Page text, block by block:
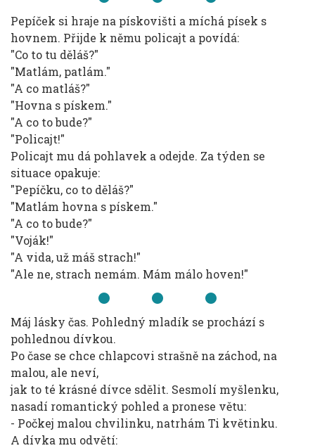
Pepíček si hraje na pískovišti a míchá písek s
hovnem. Přijde k němu policajt a povídá:
"Co to tu děláš?"
"Matlám, patlám."
"A co matláš?"
"Hovna s pískem."
"A co to bude?"
"Policajt!"
Policajt mu dá pohlavek a odejde. Za týden se
situace opakuje:
"Pepíčku, co to děláš?"
"Matlám hovna s pískem."
"A co to bude?"
"Voják!"
"A vida, už máš strach!"
"Ale ne, strach nemám. Mám málo hoven!"
Máj lásky čas. Pohledný mladík se prochází s
pohlednou dívkou.
Po čase se chce chlapcovi strašně na záchod, na
malou, ale neví,
jak to té krásné dívce sdělit. Sesmolí myšlenku,
nasadí romantický pohled a pronese větu:
- Počkej malou chvilinku, natrhám Ti květinku.
A dívka mu odvětí: